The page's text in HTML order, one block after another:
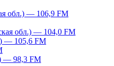
обл.) — 106,9 FM
обл.) — 104,0 FM
— 105,6 FM
— 98,3 FM